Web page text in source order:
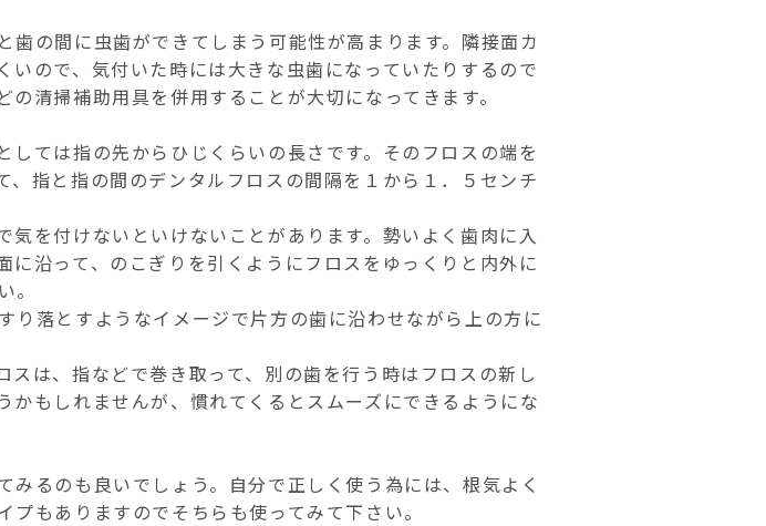
の間に虫歯ができてしまう可能性が高まります。隣接面カ
ので、気付いた時には大きな虫歯になっていたりするので
清掃補助用具を併用することが大切になってきます。
ては指の先からひじくらいの長さです。そのフロスの端を
指と指の間のデンタルフロスの間隔を１から１．５センチ
を付けないといけないことがあります。勢いよく歯肉に入
沿って、のこぎりを引くようにフロスをゆっくりと内外に
落とすようなイメージで片方の歯に沿わせながら上の方に
は、指などで巻き取って、別の歯を行う時はフロスの新し
もしれませんが、慣れてくるとスムーズにできるようにな
るのも良いでしょう。自分で正しく使う為には、根気よく
もありますのでそちらも使ってみて下さい。